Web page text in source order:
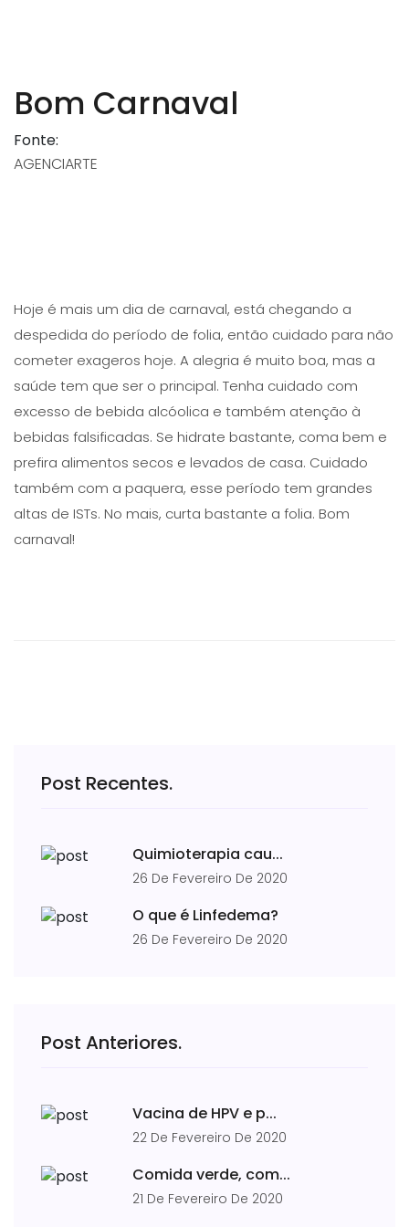
Bom Carnaval
Fonte:
AGENCIARTE
Hoje é mais um dia de carnaval, está chegando a
despedida do período de folia, então cuidado para não
cometer exageros hoje. A alegria é muito boa, mas a
saúde tem que ser o principal. Tenha cuidado com
excesso de bebida alcóolica e também atenção à
bebidas falsificadas. Se hidrate bastante, coma bem e
prefira alimentos secos e levados de casa. Cuidado
também com a paquera, esse período tem grandes
altas de ISTs. No mais, curta bastante a folia. Bom
carnaval!
Post Recentes.
Quimioterapia cau...
26 De Fevereiro De 2020
O que é Linfedema?
26 De Fevereiro De 2020
Post Anteriores.
Vacina de HPV e p...
22 De Fevereiro De 2020
Comida verde, com...
21 De Fevereiro De 2020